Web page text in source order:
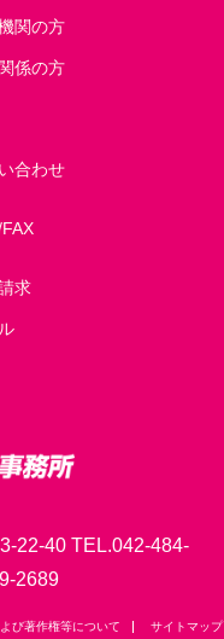
関の方
係の方
合わせ
求
22-40 TEL.042-484-
2689
び著作権等について サイトマップ